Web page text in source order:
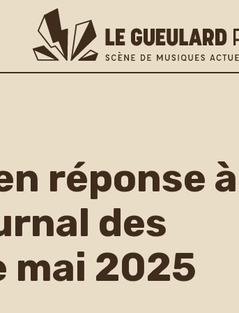
réponse à
des
mai 2025
pratiques